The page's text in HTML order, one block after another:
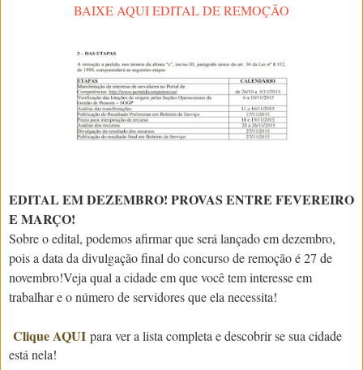
BAIXE AQUI EDITAL DE REMOÇÃO
EDITAL EM DEZEMBRO! PROVAS ENTRE FEVEREIRO
E MARÇO!
Sobre o edital, podemos afirmar que será lançado em dezembro,
pois a data da divulgação final do concurso de remoção é 27 de
novembro!Veja qual a cidade em que você tem interesse em
trabalhar e o número de servidores que ela necessita!
Clique AQUI para ver a lista completa e descobrir se sua cidade
está nela!